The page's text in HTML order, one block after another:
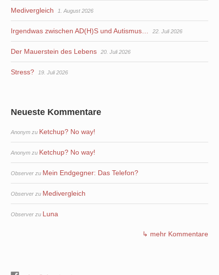
Medivergleich 1. August 2026
Irgendwas zwischen AD(H)S und Autismus… 22. Juli 2026
Der Mauerstein des Lebens 20. Juli 2026
Stress? 19. Juli 2026
Neueste Kommentare
Anonym zu Ketchup? No way!
Anonym zu Ketchup? No way!
Observer zu Mein Endgegner: Das Telefon?
Observer zu Medivergleich
Observer zu Luna
↳ mehr Kommentare